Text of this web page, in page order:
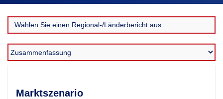
Marktszenario